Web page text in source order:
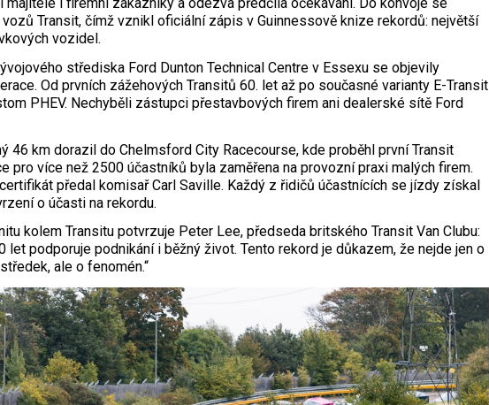
Transit, čímž vznikl oficiální zápis v Guinnessově knize rekordů: největší
vozidel.
střediska Ford Dunton Technical Centre v Essexu se objevily
Od prvních zážehových Transitů 60. let až po současné varianty E-Transit
PHEV. Nechyběli zástupci přestavbových firem ani dealerské sítě Ford
46 km dorazil do Chelmsford City Racecourse, kde proběhl první Transit
pro více než 2500 účastníků byla zaměřena na provozní praxi malých firem.
předal komisař Carl Saville. Každý z řidičů účastnících se jízdy získal
o účasti na rekordu.
kolem Transitu potvrzuje Peter Lee, předseda britského Transit Van Clubu:
let podporuje podnikání i běžný život. Tento rekord je důkazem, že nejde jen o
ale o fenomén.“